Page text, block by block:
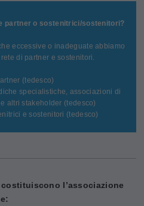
partner o sostenitrici/sostenitori?
eccessive o inadeguate abbiamo
di partner e sostenitori.
(tedesco)
specialistiche, associazioni di
altri stakeholder (tedesco)
e sostenitori (tedesco)
l’associazione